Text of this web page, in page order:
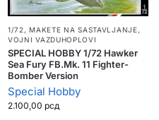
1/72,MAKETE NA SASTAVLJANJE,
VOJNI VAZDUHOPLOVI
SPECIAL HOBBY 1/72 Hawker
Sea Fury FB.Mk. 11 Fighter-
Bomber Version
Special Hobby
2.100,00 рсд